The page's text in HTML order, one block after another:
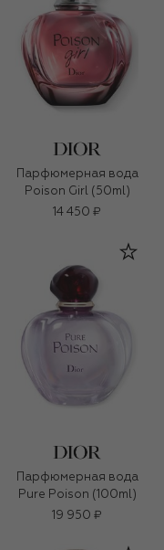
Парфюмерная вода
Poison Girl (50ml)
14 450 ₽
Парфюмерная вода
Pure Poison (100ml)
19 950 ₽